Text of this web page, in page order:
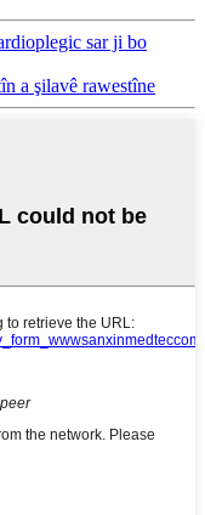
sar ji bo
a şilavê rawestîne